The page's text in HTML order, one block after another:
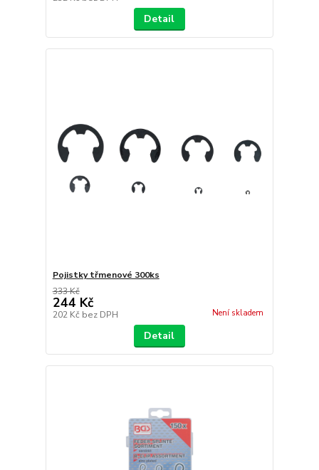
Detail
Pojistky třmenové 300ks
333 Kč
244 Kč
202 Kč bez DPH Není skladem
Detail